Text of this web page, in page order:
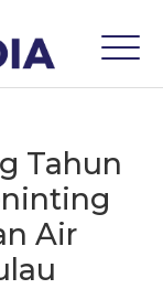
Tahun
Air